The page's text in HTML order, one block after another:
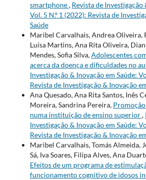
smartphone, Revista de Investigação
Vol. 5 N.º 1 (2022): Revista de
Saúde
Maribel Carvalhais, Andrea Oliveira,
Luísa Martins, Ana Rita Oliveira,
Mendes, Sofia Silva,Adolescentes
acerca da doença e dificuldades no
Investigação & Inovação em Saúde:
Revista de Investigação & Inovação
Ana Quesado, Ana Rita Santos, Inês
Moreira, Sandrina Pereira,
numa instituição de ensino superior,
Investigação & Inovação em Saúde:
Revista de Investigação & Inovação
Maribel Carvalhais, Tomás Almeida,
Sá, Iva Soares, Filipa Alves, Ana
Efeitos de um programa de
funcionamento cognitivo de idosos